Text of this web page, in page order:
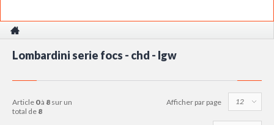
Lombardini serie focs - chd - lgw
article 0à 8 sur un
total de 8
Afficher par page